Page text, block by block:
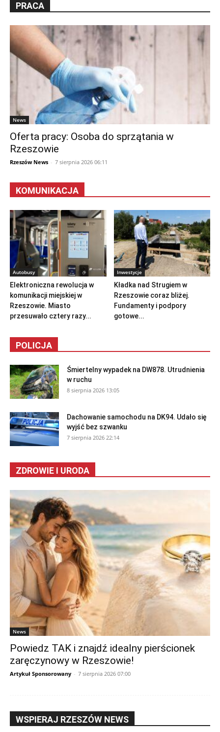
PRACA
News
Oferta pracy: Osoba do sprzątania w
Rzeszowie
Rzeszów News - 7 sierpnia 2026 06:11
KOMUNIKACJA
Autobusy
Elektroniczna rewolucja w
komunikacji miejskiej w
Rzeszowie. Miasto
przesuwało cztery razy...
Inwestycje
Kładka nad Strugiem w
Rzeszowie coraz bliżej.
Fundamenty i podpory
gotowe...
POLICJA
Śmiertelny wypadek na DW878. Utrudnienia
w ruchu
8 sierpnia 2026 13:05
Dachowanie samochodu na DK94. Udało się
wyjść bez szwanku
7 sierpnia 2026 22:14
ZDROWIE I URODA
News
Powiedz TAK i znajdź idealny pierścionek
zaręczynowy w Rzeszowie!
Artykuł Sponsorowany - 7 sierpnia 2026 07:00
WSPIERAJ RZESZÓW NEWS